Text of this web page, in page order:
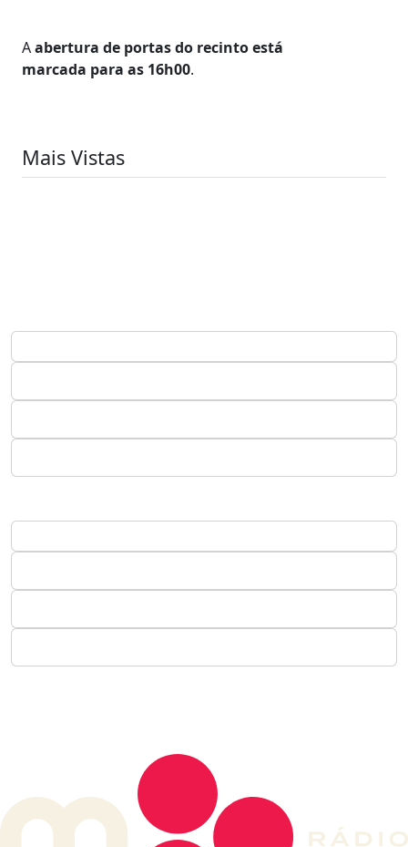
Aabertura de portas do recinto está
marcada para as 16h00.
Mais Vistas